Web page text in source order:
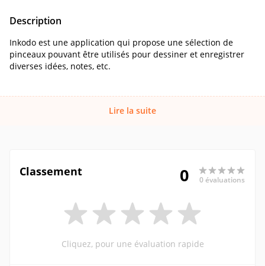
Description
Inkodo est une application qui propose une sélection de
pinceaux pouvant être utilisés pour dessiner et enregistrer
diverses idées, notes, etc.
Lire la suite
Classement 0 0 évaluations
Cliquez, pour une évaluation rapide